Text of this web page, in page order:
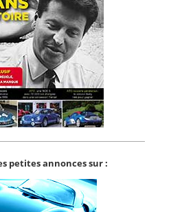
petites annonces sur :